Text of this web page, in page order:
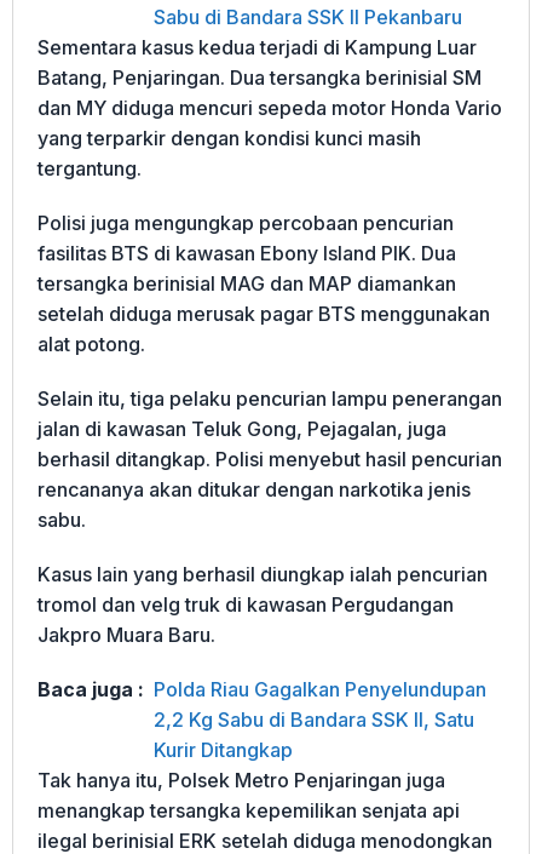
Sabu di Bandara SSK II Pekanbaru
Sementara kasus kedua terjadi di Kampung Luar
Batang, Penjaringan. Dua tersangka berinisial SM
dan MY diduga mencuri sepeda motor Honda Vario
yang terparkir dengan kondisi kunci masih
tergantung.
Polisi juga mengungkap percobaan pencurian
fasilitas BTS di kawasan Ebony Island PIK. Dua
tersangka berinisial MAG dan MAP diamankan
setelah diduga merusak pagar BTS menggunakan
alat potong.
Selain itu, tiga pelaku pencurian lampu penerangan
jalan di kawasan Teluk Gong, Pejagalan, juga
berhasil ditangkap. Polisi menyebut hasil pencurian
rencananya akan ditukar dengan narkotika jenis
sabu.
Kasus lain yang berhasil diungkap ialah pencurian
tromol dan velg truk di kawasan Pergudangan
Jakpro Muara Baru.
Baca juga : Polda Riau Gagalkan Penyelundupan
2,2 Kg Sabu di Bandara SSK II, Satu
Kurir Ditangkap
Tak hanya itu, Polsek Metro Penjaringan juga
menangkap tersangka kepemilikan senjata api
ilegal berinisial ERK setelah diduga menodongkan